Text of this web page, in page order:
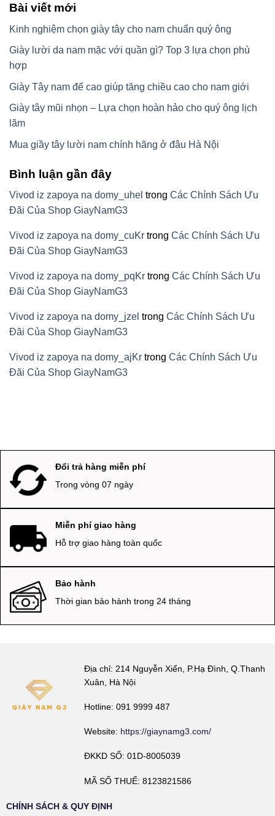
Bài viết mới
Kinh nghiệm chọn giày tây cho nam chuẩn quý ông
Giày lười da nam mặc với quần gì? Top 3 lựa chọn phù
hợp
Giày Tây nam đế cao giúp tăng chiều cao cho nam giới
Giày tây mũi nhọn – Lựa chọn hoàn hảo cho quý ông lịch
lãm
Mua giầy tây lười nam chính hãng ở đâu Hà Nội
Bình luận gần đây
Vivod iz zapoya na domy_uhel trong Các Chính Sách Ưu
Đãi Của Shop GiayNamG3
Vivod iz zapoya na domy_cuKr trong Các Chính Sách Ưu
Đãi Của Shop GiayNamG3
Vivod iz zapoya na domy_pqKr trong Các Chính Sách Ưu
Đãi Của Shop GiayNamG3
Vivod iz zapoya na domy_jzel trong Các Chính Sách Ưu
Đãi Của Shop GiayNamG3
Vivod iz zapoya na domy_ajKr trong Các Chính Sách Ưu
Đãi Của Shop GiayNamG3
Đổi trả hàng miễn phí
Trong vòng 07 ngày
Miễn phí giao hàng
Hỗ trợ giao hàng toàn quốc
Bảo hành
Thời gian bảo hành trong 24 tháng
Địa chỉ: 214 Nguyễn Xiển, P.Hạ Đình, Q.Thanh
Xuân, Hà Nội
Hotline: 091 9999 487
Website: https://giaynamg3.com/
ĐKKD SỐ: 01D-8005039
MÃ SỐ THUẾ: 8123821586
CHÍNH SÁCH & QUY ĐỊNH